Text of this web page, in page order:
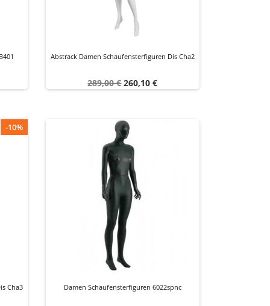
Abstrack Damen Schaufensterfiguren Dis Cha2
Verkaufspreis
289,00 €Preis
260,10 €
-10%
Cha3 Damen Schaufensterfiguren 6022spnc